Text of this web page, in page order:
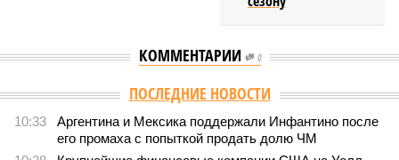
КОММЕНТАРИИ 0
ПОСЛЕДНИЕ НОВОСТИ
10:33
Аргентина и Мексика поддержали Инфантино после
его промаха с попыткой продать долю ЧМ